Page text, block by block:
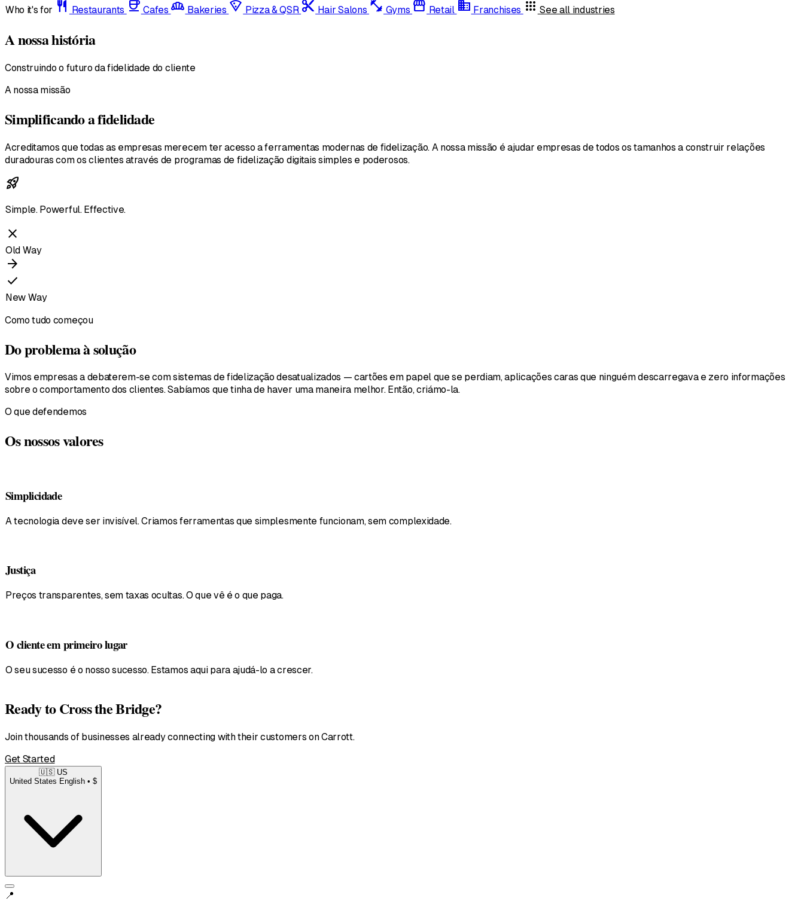
Who it's for restaurant Restaurants coffee Cafes bakery_dining Bakeries local_pizza Pizza & QSR content_cut Hair Salons fitness_center Gyms storefront Retail domain Franchises apps See all industries
A nossa história
Construindo o futuro da fidelidade do cliente
A nossa missão
Simplificando a fidelidade
Acreditamos que todas as empresas merecem ter acesso a ferramentas modernas de fidelização. A nossa missão é ajudar empresas de todos os tamanhos a construir relações
duradouras com os clientes através de programas de fidelização digitais simples e poderosos.
rocket_launch
Simple. Powerful. Effective.
close
Old Way
arrow_forward
check
New Way
Como tudo começou
Do problema à solução
Vimos empresas a debaterem-se com sistemas de fidelização desatualizados — cartões em papel que se perdiam, aplicações caras que ninguém descarregava e zero informações
sobre o comportamento dos clientes. Sabíamos que tinha de haver uma maneira melhor. Então, criámo-la.
O que defendemos
Os nossos valores
Simplicidade
A tecnologia deve ser invisível. Criamos ferramentas que simplesmente funcionam, sem complexidade.
Justiça
Preços transparentes, sem taxas ocultas. O que vê é o que paga.
O cliente em primeiro lugar
O seu sucesso é o nosso sucesso. Estamos aqui para ajudá-lo a crescer.
Ready to Cross the Bridge?
Join thousands of businesses already connecting with their customers on Carrott.
Get Started
🇺🇸 US
United States English • $
📍